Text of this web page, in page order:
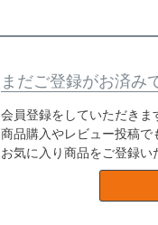
まだご登録がお済み
会員登録をしていただきま
商品購入やレビュー投稿で
お気に入り商品をご登録い